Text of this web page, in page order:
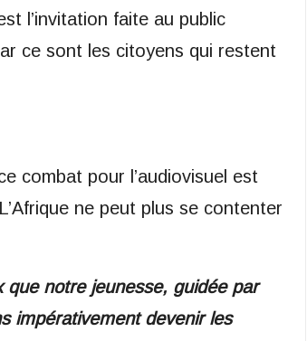
l’invitation faite au public
ce sont les citoyens qui restent
combat pour l’audiovisuel est
ne peut plus se contenter
notre jeunesse, guidée par
impérativement devenir les